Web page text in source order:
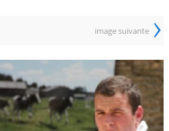
image suivante ›